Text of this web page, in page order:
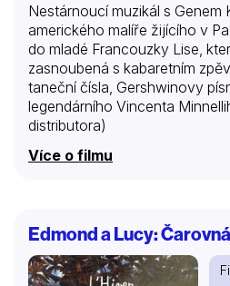
Nestárnoucí muzikál s Genem
amerického malíře žijícího v
do mladé Francouzky Lise,
zasnoubená s kabaretním
taneční čísla, Gershwinovy
legendárního Vincenta
distributora)
Více o filmu
Edmond a Lucy: